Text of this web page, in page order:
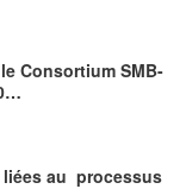
Consortium SMB-
au processus